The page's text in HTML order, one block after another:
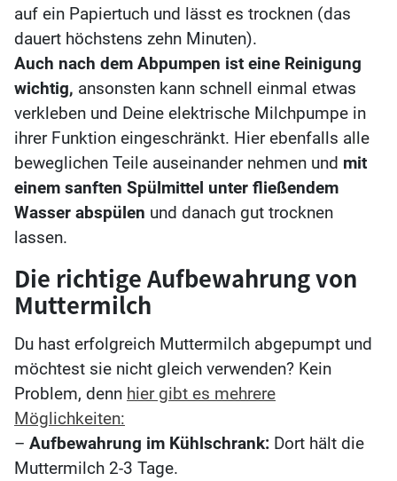
auf ein Papiertuch und lässt es trocknen (das
dauert höchstens zehn Minuten).
Auch nach dem Abpumpen ist eine Reinigung
wichtig, ansonsten kann schnell einmal etwas
verkleben und Deine elektrische Milchpumpe in
ihrer Funktion eingeschränkt. Hier ebenfalls alle
beweglichen Teile auseinander nehmen und mit
einem sanften Spülmittel unter fließendem
Wasser abspülen und danach gut trocknen
lassen.
Die richtige Aufbewahrung von
Muttermilch
Du hast erfolgreich Muttermilch abgepumpt und
möchtest sie nicht gleich verwenden? Kein
Problem, denn hier gibt es mehrere
Möglichkeiten:
– Aufbewahrung im Kühlschrank: Dort hält die
Muttermilch 2-3 Tage.